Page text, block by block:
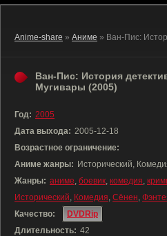
Anime-share » Аниме » Ван-Пис:
Ван-Пис: История
Мугивары (2005)
Год: 2005
Дата выхода: 2005-12-18
Возрастное ограничение:
Аниме жанры: Исторический,
Жанры: аниме, боевик, комедия,
Исторический, Комедия, Сёнен,
Качество:
DVDRip
Длительность: 42